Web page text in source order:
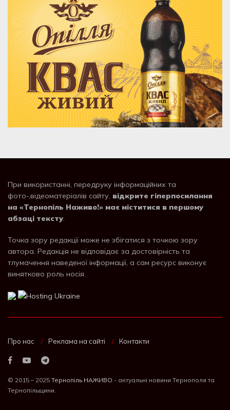
При використанні, передруку інформаційних та
фото-,відеоматеріалів сайту, відкрите гіперпосилання
на «Тернопіль Наживо!» має міститися в першому
абзаці тексту.
Точка зору редакції може не збігатися з точкою зору
автора. Редакція не відповідає за достовірність та
тлумачення наведеної інформації, а сам ресурс виконує
винятково роль носія.
Про нас Реклама на сайті Контакти
© 2015 – 2025 Тернопіль НАЖИВО - актуальні новини Тернополя та
Тернопільщини.